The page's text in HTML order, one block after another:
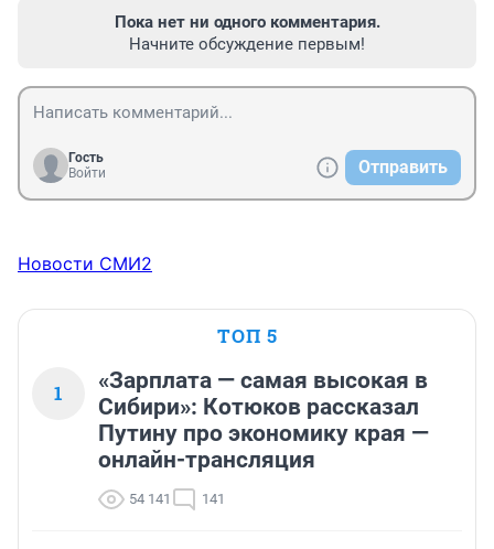
Пока нет ни одного комментария.
Начните обсуждение первым!
Гость
Войти
Отправить
Новости СМИ2
ТОП 5
1
«Зарплата — самая высокая в
Сибири»: Котюков рассказал
Путину про экономику края —
онлайн-трансляция
54 141 141